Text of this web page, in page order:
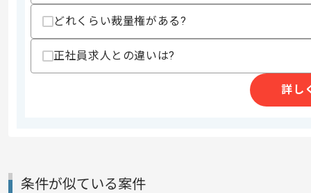
その他募集要項
商談回数
募集人数
1人
2024/10/24
メント
複数案件を保有している企業ですので、
どれくらい裁量権がある?
正社員求人との違いは?
詳し
条件が似ている案件